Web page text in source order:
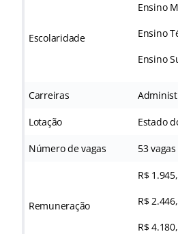
Escolaridade
Ensino
Ensino
Ensino
Carreiras
Lotação Estado
Número de vagas 53 vagas
Remuneração
R$
R$
R$